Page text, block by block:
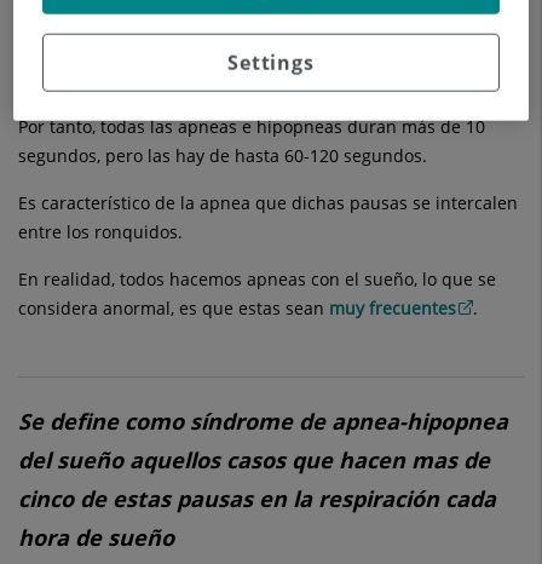
Puede hacer una reducción muy importante de la respiración
que no llega a ser un cese completo o una pausa, si dura más
hipoapnea
Por tanto, todas las apneas e hipopneas duran más de 10
segundos, pero las hay de hasta 60-120 segundos.
Es característico de la apnea que dichas pausas se intercalen
entre los ronquidos.
En realidad, todos hacemos apneas con el sueño, lo que se
considera anormal, es que estas sean muy frecuentes .
Se define como síndrome de apnea-hipopnea
del sueño aquellos casos que hacen mas de
cinco de estas pausas en la respiración cada
hora de sueño
Settings